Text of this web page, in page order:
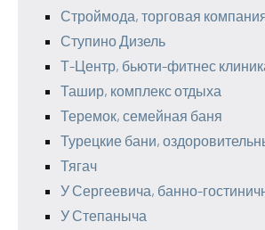
Строймода, торговая
Ступино Дизель
Т-Центр, бьюти-фитнес
Ташир, комплекс отдыха
Теремок, семейная баня
Турецкие бани,
Тягач
У Сергеевича, банно-
У Степаныча